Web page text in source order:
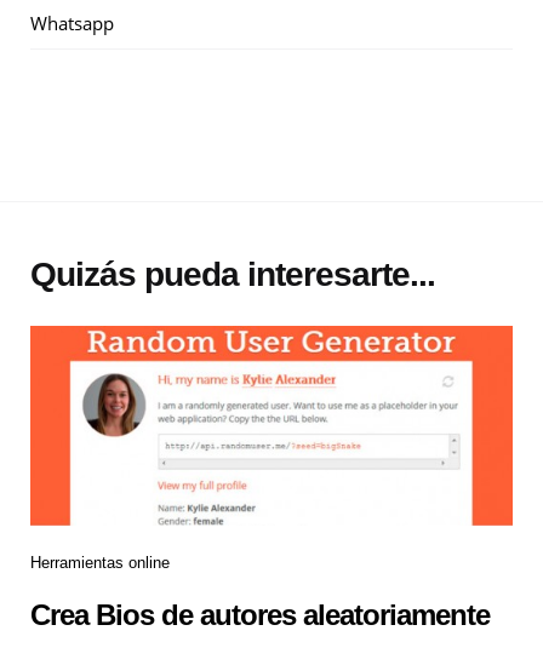
Whatsapp
Quizás pueda interesarte...
Herramientas online
Crea Bios de autores aleatoriamente